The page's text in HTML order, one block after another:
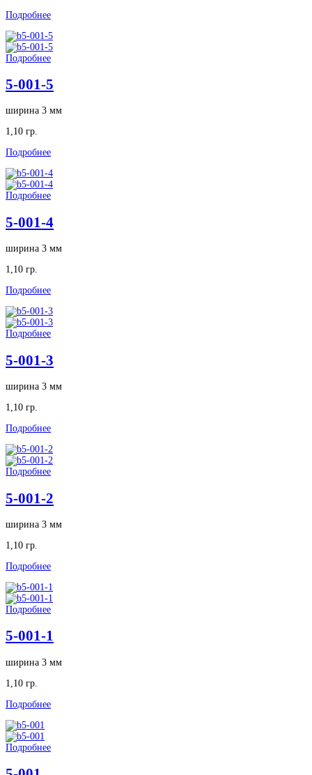
Подробнее
Подробнее
5-001-5
ширина 3 мм
1,10 гр.
Подробнее
Подробнее
5-001-4
ширина 3 мм
1,10 гр.
Подробнее
Подробнее
5-001-3
ширина 3 мм
1,10 гр.
Подробнее
Подробнее
5-001-2
ширина 3 мм
1,10 гр.
Подробнее
Подробнее
5-001-1
ширина 3 мм
1,10 гр.
Подробнее
Подробнее